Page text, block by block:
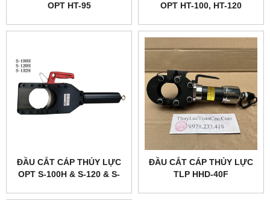
OPT HT-95
OPT HT-100, HT-120
ĐẦU CẮT CÁP THỦY LỰC
OPT S-100H & S-120 & S-
ĐẦU CẮT CÁP THỦY LỰC
TLP HHD-40F